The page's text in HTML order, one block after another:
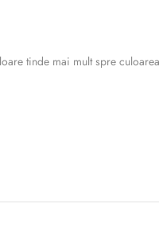
tinde mai mult spre